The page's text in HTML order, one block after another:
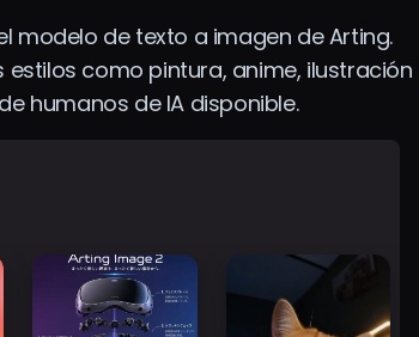
modelo de texto a imagen de Arting.
estilos como pintura, anime, ilustración
humanos de IA disponible.